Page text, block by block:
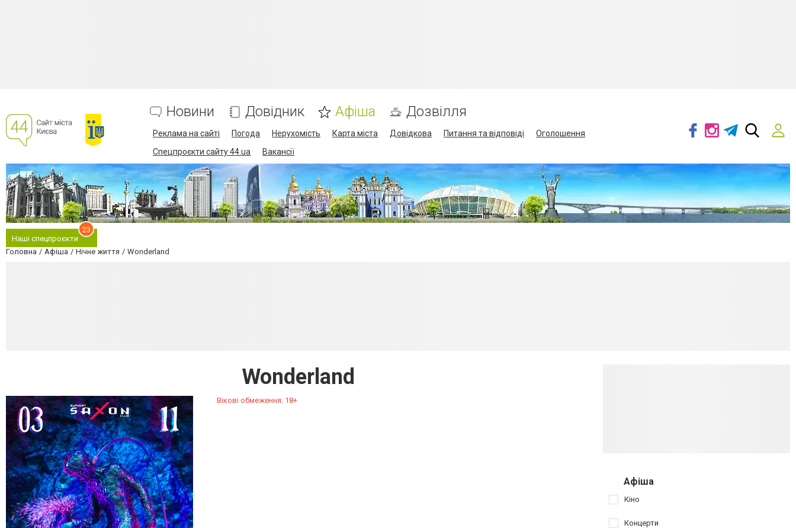
Новини Довідник Афіша Дозвілля
Реклама на сайті Погода Нерухомість Карта міста Довідкова Питання та відповіді
Оголошення
Спецпроєкти сайту 44.ua
Вакансії
Наші спецпроєкти
23
Головна Афіша Нічне життя Wonderland
Wonderland
Вікові обмеження: 18+
Афіша
Кіно
Концерти